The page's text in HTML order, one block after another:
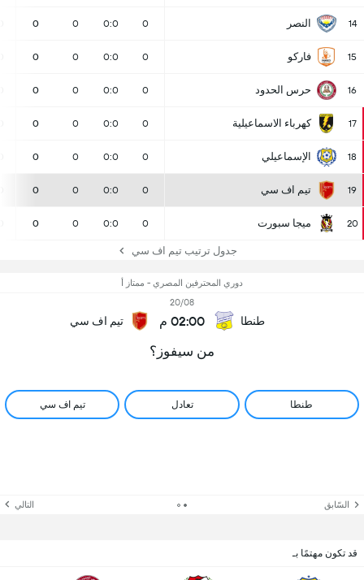
14 النصر 0
0:0
0
0
15 فاركو 0
0:0
0
0
16 حرس الحدود 0
0:0
0
0
17 كهرباء الاسماعيلية 0
0:0
0
0
18 الإسماعيلي 0
0:0
0
0
19 تيم اف سي 0
0:0
0
0
20 ميجا سبورت 0
0:0
0
0
جدول ترتيب تيم اف سي
دوري المحترفين المصري - ممتاز أ
طنطا
20/08
02:00 م تيم اف سي
من سيفوز؟
طنطا تعادل تيم اف سي
السّابق التالي
قد تكون مهتمًا بـ